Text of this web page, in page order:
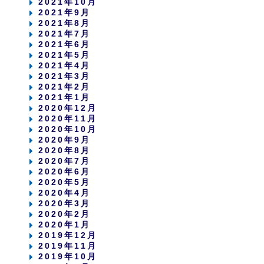
2021年9月
2021年8月
2021年7月
2021年6月
2021年5月
2021年4月
2021年3月
2021年2月
2021年1月
2020年12月
2020年11月
2020年10月
2020年9月
2020年8月
2020年7月
2020年6月
2020年5月
2020年4月
2020年3月
2020年2月
2020年1月
2019年12月
2019年11月
2019年10月